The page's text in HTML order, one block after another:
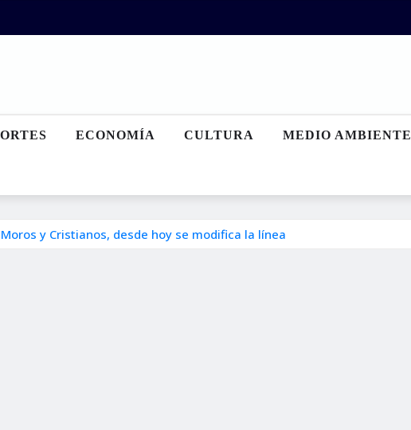
ECONOMÍA CULTURA MEDIO AMBIENTE
y Cristianos, desde hoy se modifica la línea